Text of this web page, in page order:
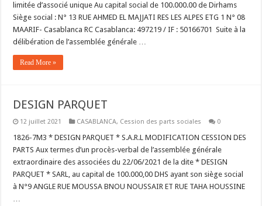
limitée d’associé unique Au capital social de 100.000.00 de Dirhams
Siège social : N° 13 RUE AHMED EL MAJJATI RES LES ALPES ETG 1 N° 08
MAARIF- Casablanca RC Casablanca: 497219 / IF : 50166701 Suite à la
délibération de l’assemblée générale …
Read More »
DESIGN PARQUET
12 juillet 2021 CASABLANCA, Cession des parts sociales 0
1826-7M3 * DESIGN PARQUET * S.A.R.L MODIFICATION CESSION DES
PARTS Aux termes d’un procès-verbal de l’assemblée générale
extraordinaire des associées du 22/06/2021 de la dite * DESIGN
PARQUET * SARL, au capital de 100.000,00 DHS ayant son siège social
à N°9 ANGLE RUE MOUSSA BNOU NOUSSAIR ET RUE TAHA HOUSSINE
…